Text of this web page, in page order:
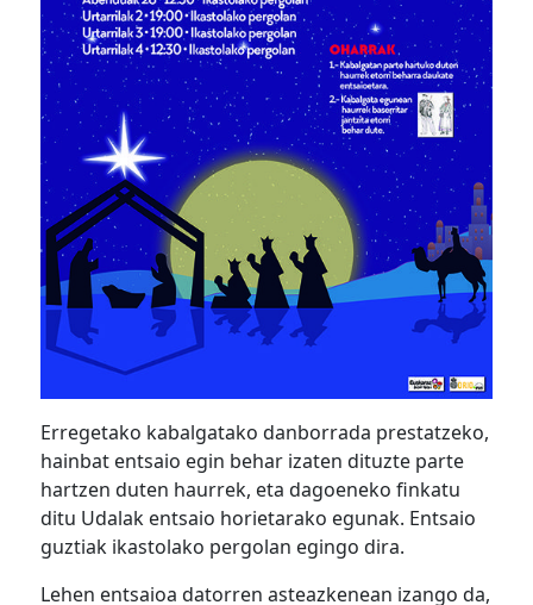
Erregetako kabalgatako danborrada prestatzeko,
hainbat entsaio egin behar izaten dituzte parte
hartzen duten haurrek, eta dagoeneko finkatu
ditu Udalak entsaio horietarako egunak. Entsaio
guztiak ikastolako pergolan egingo dira.
Lehen entsaioa datorren asteazkenean izango da,